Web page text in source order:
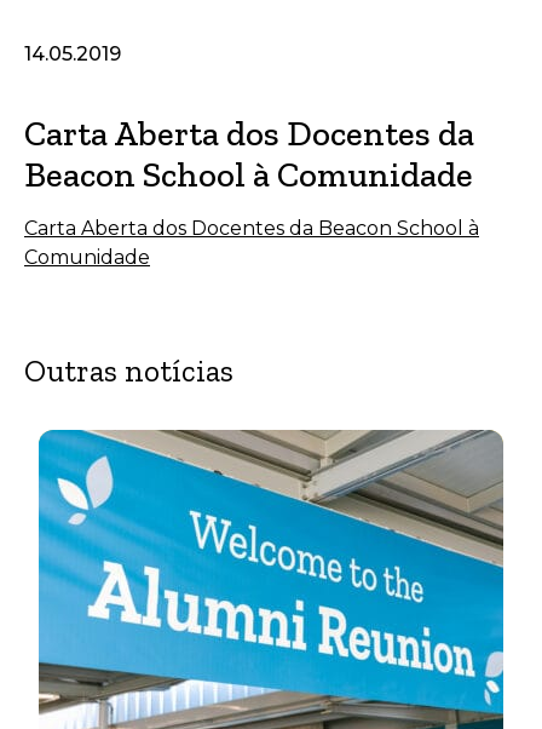
14.05.2019
Carta Aberta dos Docentes da
Beacon School à Comunidade
Carta Aberta dos Docentes da Beacon School à
Comunidade
Outras notícias